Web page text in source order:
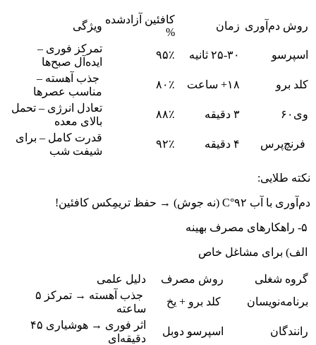
روش دم‌آوری زمان
کافئین آزادشده
%
ویژگی
اسپرسو ۲۵-۳۰ ثانیه ۹۵٪
تمرکز فوری –
ایده‌آل صبح‌ها
کلد برو
۱۸+ ساعت ۸۰٪
جذب آهسته –
مناسب عصرها
وی۶۰
۳ دقیقه ۸۸٪
تعادل انرژی – تحمل
بالای معده
فرنچ‌پرس
۴ دقیقه ۹۲٪
قدرت کامل – برای
شیفت شب
نکته طلایی:
دم‌آوری با آب ۹۲°C (نه جوش) → حفظ تریمِکس کافئین!
الف) برای مشاغل خاص
گروه شغلی روش مصرف
دلیل علمی
برنامه‌نویسان
کلد برو + یخ
جذب آهسته → تمرکز ۵
ساعته
رانندگان
اسپرسو دوبل
اثر فوری → هوشیاری ۴۵
دقیقه‌ای